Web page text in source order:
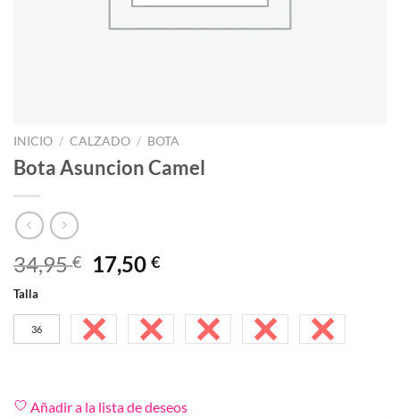
INICIO / CALZADO / BOTA
Bota Asuncion Camel
34,95€
El
precio
era:
34,95 €.
17,50€El
es:
17,50 €.
Talla
36 37 38 39 40 41
Añadir a la lista de deseos